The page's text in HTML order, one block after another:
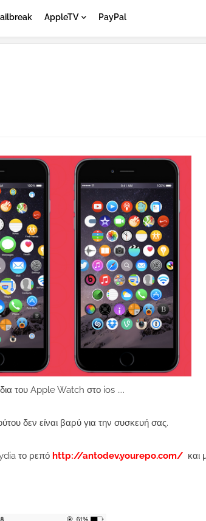
AppleTV PayPal
του Apple Watch στο ios ....
δεν είναι βαρύ για την συσκευή σας.
το ρεπό http://antodev.yourepo.com/ και